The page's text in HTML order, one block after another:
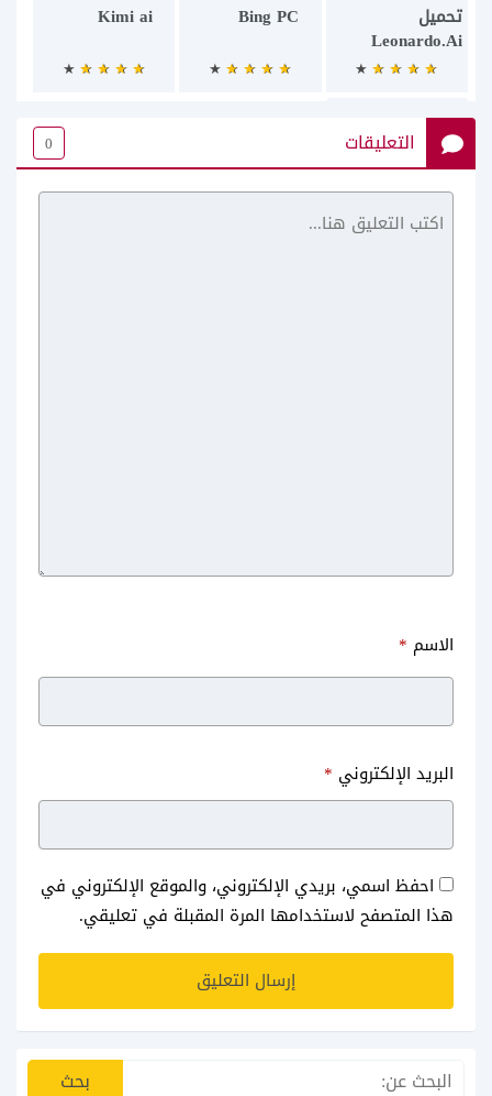
تحميل
Leonardo.Ai
للاندرويد
Bing PC
Kimi ai
poe ai
التعليقات 0
الاسم *
البريد الإلكتروني *
احفظ اسمي، بريدي الإلكتروني، والموقع الإلكتروني في
هذا المتصفح لاستخدامها المرة المقبلة في تعليقي.